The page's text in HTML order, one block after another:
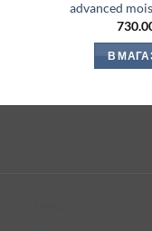
advanced
В